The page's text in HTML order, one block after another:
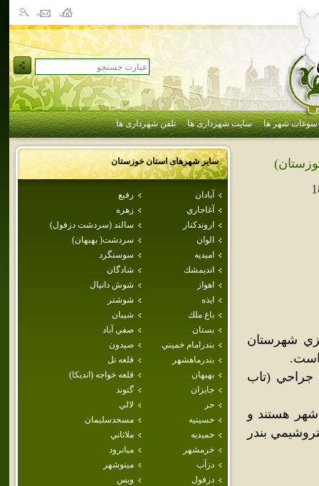
سوغات شهر ها سایت شهرداری ها تلفن شهرداری ها
سایر شهرهای استانخوزستان
آبادان
رفيع
آغاجاري
زهره
اروندكنار
سالند (سردشت دزفول)
الوان
سردشت( بهبهان)
اميديه
سوسنگرد
انديمشك
شادگان
اهواز
شوش دانيال
ايذه
شوشتر
باغ ملك
شيبان
بستان
صفي آباد
بندرامام خميني
صيدون
بندرماهشهر
قلعه تل
بهبهان
قلعه خواجه (انديكا)
جايزان
گتوند
حر
لالي
حسينيه
مسجدسليمان
حميديه
ملاثاني
خرمشهر
ميانرود
دزآب
مينوشهر
دزفول
ويس
شهرستان
جراحي (تاب
شهر هستند و
بندر